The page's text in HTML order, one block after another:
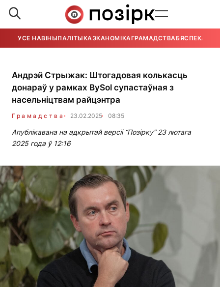
УСЕ НАВІНЫПАЛІТЫКАЭКАНОМІКАГРАМАДСТВАБЯСПЕКА
Андрэй Стрыжак: Штогадовая колькасць
донараў у рамках BySol супастаўная з
насельніцтвам райцэнтра
Грамадства 23.02.2025 08:35
Апублікавана на адкрытай версіі “Позірку” 23 лютага
2025 года ў 12:16